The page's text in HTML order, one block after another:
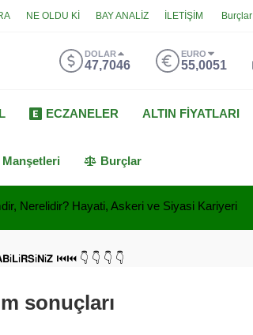
NE OLDU Kİ BAY ANALİZ İLETİŞİM Burçlar
DOLAR
47,7046
EURO
55,0051
ECZANELER ALTIN FİYATLARI
Manşetleri Burçlar
Nerelidir? Hayati, Askeri ve Siyasi Kariyeri
⏮⏮ 👇 👇 👇 👇
sonuçları